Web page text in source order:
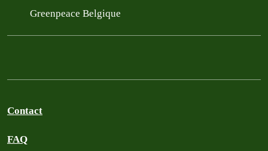
Greenpeace Belgique
Contact
FAQ